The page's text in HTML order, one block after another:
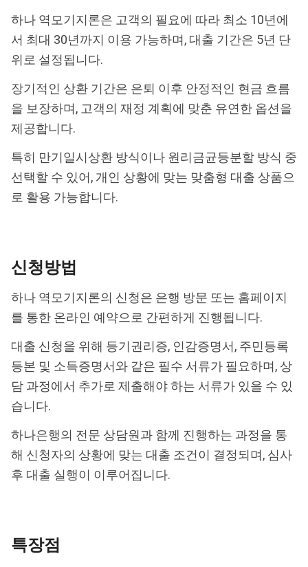
하나 역모기지론은 고객의 필요에 따라 최소 10년에
서 최대 30년까지 이용 가능하며, 대출 기간은 5년 단
위로 설정됩니다.
장기적인 상환 기간은 은퇴 이후 안정적인 현금 흐름
을 보장하며, 고객의 재정 계획에 맞춘 유연한 옵션을
제공합니다.
특히 만기일시상환 방식이나 원리금균등분할 방식 중
선택할 수 있어, 개인 상황에 맞는 맞춤형 대출 상품으
로 활용 가능합니다.
신청방법
하나 역모기지론의 신청은 은행 방문 또는 홈페이지
를 통한 온라인 예약으로 간편하게 진행됩니다.
대출 신청을 위해 등기권리증, 인감증명서, 주민등록
등본 및 소득증명서와 같은 필수 서류가 필요하며, 상
담 과정에서 추가로 제출해야 하는 서류가 있을 수 있
습니다.
하나은행의 전문 상담원과 함께 진행하는 과정을 통
해 신청자의 상황에 맞는 대출 조건이 결정되며, 심사
후 대출 실행이 이루어집니다.
특장점